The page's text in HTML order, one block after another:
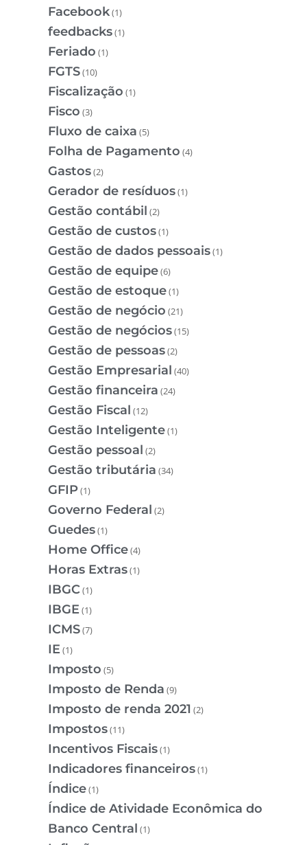
Facebook(1)
feedbacks(1)
Feriado (1)
FGTS(10)
Fiscalização (1)
Fisco (3)
Fluxo de caixa (5)
Folha de Pagamento (4)
Gastos(2)
Gerador de resíduos(1)
Gestão contábil (2)
Gestão de custos(1)
Gestão de dados pessoais(1)
Gestão de equipe(6)
Gestão de estoque(1)
Gestão de negócio (21)
Gestão de negócios(15)
Gestão de pessoas(2)
Gestão Empresarial (40)
Gestão financeira (24)
Gestão Fiscal (12)
Gestão Inteligente(1)
Gestão pessoal (2)
Gestão tributária (34)
GFIP(1)
Governo Federal (2)
Guedes(1)
Home Office(4)
Horas Extras(1)
IBGC(1)
IBGE(1)
ICMS(7)
IE(1)
Imposto (5)
Imposto de Renda (9)
Imposto de renda 2021 (2)
Impostos(11)
Incentivos Fiscais(1)
Indicadores financeiros(1)
Índice(1)
Índice de Atividade Econômica do
Banco Central (1)